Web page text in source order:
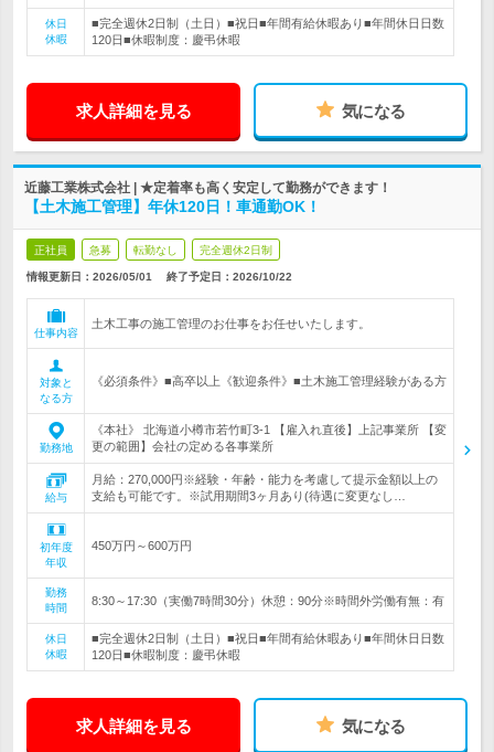
休日
休暇
■完全週休2日制（土日）■祝日■年間有給休暇あり■年間休日日数
120日■休暇制度：慶弔休暇
求人詳細を見る 気になる
近藤工業株式会社 | ★定着率も高く安定して勤務ができます！
【土木施工管理】年休120日！車通勤OK！
正社員 急募 転勤なし 完全週休2日制
情報更新日：2026/05/01 終了予定日： 2026/10/22
仕事内容
土木工事の施工管理のお仕事をお任せいたします。
対象と
なる方
《必須条件》■高卒以上《歓迎条件》■土木施工管理経験がある方
勤務地
《本社》 北海道小樽市若竹町3-1 【雇入れ直後】上記事業所 【変
更の範囲】会社の定める各事業所
給与
月給：270,000円※経験・年齢・能力を考慮して提示金額以上の
支給も可能です。※試用期間3ヶ月あり(待遇に変更なし…
初年度
年収
450万円～600万円
勤務
時間
8:30～17:30（実働7時間30分）休憩：90分※時間外労働有無：有
休日
休暇
■完全週休2日制（土日）■祝日■年間有給休暇あり■年間休日日数
120日■休暇制度：慶弔休暇
求人詳細を見る 気になる